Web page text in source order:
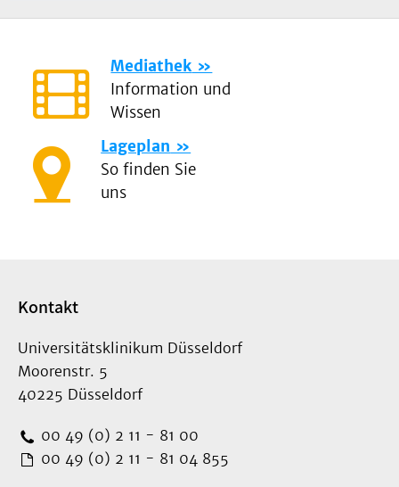
Mediathek
Information und
Wissen
Lageplan
So finden Sie
uns
Kontakt
Universitätsklinikum Düsseldorf
Moorenstr. 5
40225 Düsseldorf
00 49 (0) 2 11 - 81 00
00 49 (0) 2 11 - 81 04 855